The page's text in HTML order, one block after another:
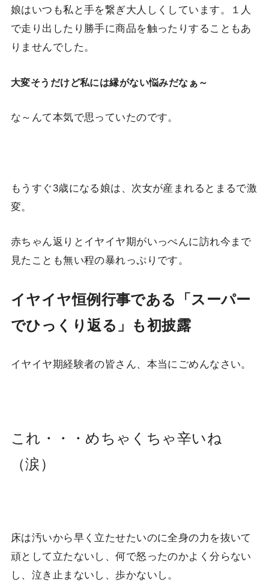
娘はいつも私と手を繋ぎ大人しくしています。１人
で走り出したり勝手に商品を触ったりすることもあ
りませんでした。
大変そうだけど私には縁がない悩みだなぁ～
な～んて本気で思っていたのです。
もうすぐ3歳になる娘は、次女が産まれるとまるで激
変。
赤ちゃん返りとイヤイヤ期がいっぺんに訪れ今まで
見たことも無い程の暴れっぷりです。
イヤイヤ恒例行事である「スーパー
でひっくり返る」も初披露
イヤイヤ期経験者の皆さん、本当にごめんなさい。
これ・・・めちゃくちゃ辛いね
（涙）
床は汚いから早く立たせたいのに全身の力を抜いて
頑として立たないし、何で怒ったのかよく分らない
し、泣き止まないし、歩かないし。